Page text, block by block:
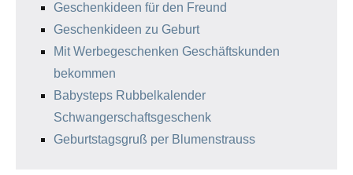
Geschenkideen für den Freund
Geschenkideen zu Geburt
Mit Werbegeschenken Geschäftskunden
bekommen
Babysteps Rubbelkalender
Schwangerschaftsgeschenk
Geburtstagsgruß per Blumenstrauss